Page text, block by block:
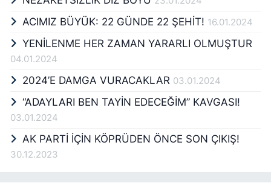
ACIMIZ BÜYÜK: 22 GÜNDE 22 ŞEHİT! 16.01.2024
YENİLENME HER ZAMAN YARARLI OLMUŞTUR
04.01.2024
2024’E DAMGA VURACAKLAR 03.01.2024
“ADAYLARI BEN TAYİN EDECEĞİM” KAVGASI!
03.01.2024
AK PARTİ İÇİN KÖPRÜDEN ÖNCE SON ÇIKIŞ!
30.12.2023